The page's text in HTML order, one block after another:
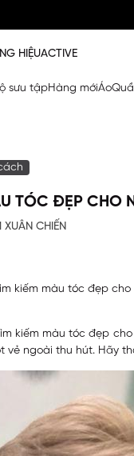
HIỆUACTIVE
sưu tậpHàng mớiÁo
TÓC ĐẸP CHO
CHIẾN
kiếm màu tóc đẹp
kiếm màu tóc đẹp
vẻ ngoài thu hút. Hãy